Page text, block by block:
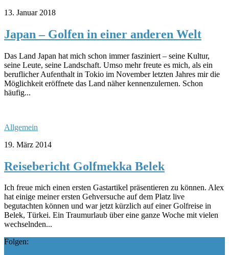
13. Januar 2018
Japan – Golfen in einer anderen Welt
Das Land Japan hat mich schon immer fasziniert – seine Kultur,
seine Leute, seine Landschaft. Umso mehr freute es mich, als ein
beruflicher Aufenthalt in Tokio im November letzten Jahres mir die
Möglichkeit eröffnete das Land näher kennenzulernen. Schon
häufig...
Allgemein
19. März 2014
Reisebericht Golfmekka Belek
Ich freue mich einen ersten Gastartikel präsentieren zu können. Alex
hat einige meiner ersten Gehversuche auf dem Platz live
begutachten können und war jetzt kürzlich auf einer Golfreise in
Belek, Türkei. Ein Traumurlaub über eine ganze Woche mit vielen
wechselnden...
Folgen: